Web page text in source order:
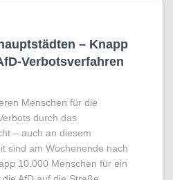
– Knapp
Verbotsverfahren
Menschen für die
durch das
– auch an diesem
sind am Wochenende nach
10.000 Menschen für ein